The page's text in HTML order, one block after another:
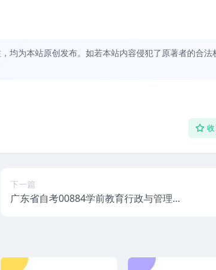
均为本站原创发布。如若本站内容侵犯了原著者的合法
下一篇
广东省自考00884学前教育行政与管理历